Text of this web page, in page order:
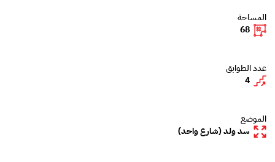
المساحة
68
عدد الطوابق
4
الموضع
سد ولد (شارع واحد)